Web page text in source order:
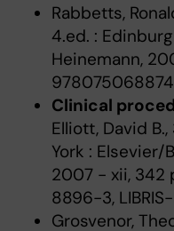
Rabbetts,
4.ed. :
Heinemann,
Clinical
Elliott, David
York :
2007 - xii, 342
8896-3, LIBRIS-
Grosvenor,